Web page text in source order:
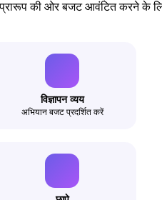
की ओर बजट आवंटित करने के
विज्ञापन व्यय
अभियान बजट प्रदर्शित करें